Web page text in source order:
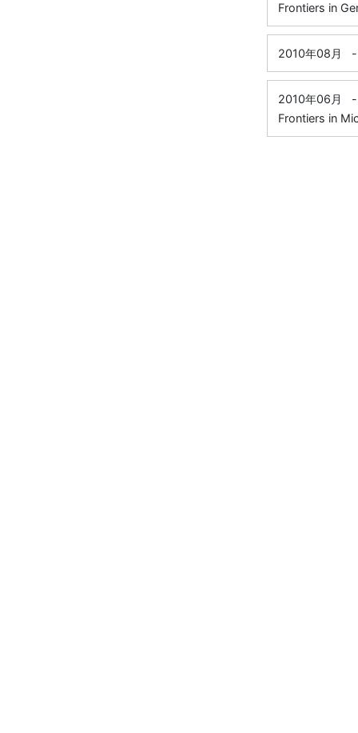
Frontiers in
2010年08月 -
2010年06月
-
Frontiers in